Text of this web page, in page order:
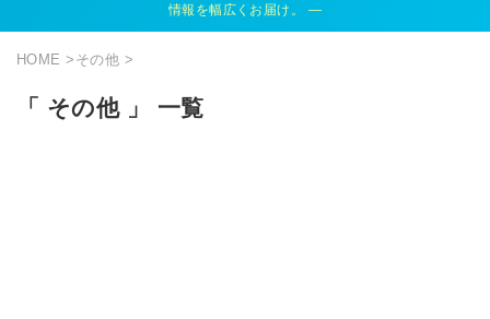
情報を幅広くお届け。
HOME > その他 >
「 その他 」 一覧